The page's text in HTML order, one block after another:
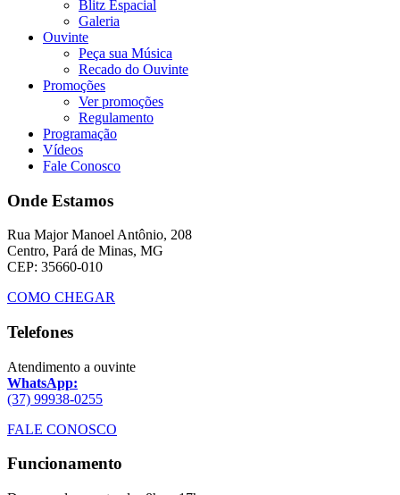
Blitz Espacial
Galeria
Ouvinte
Peça sua Música
Recado do Ouvinte
Promoções
Ver promoções
Regulamento
Programação
Vídeos
Fale Conosco
Onde Estamos
Rua Major Manoel Antônio, 208
Centro, Pará de Minas, MG
CEP: 35660-010
COMO CHEGAR
Telefones
Atendimento a ouvinte
WhatsApp:
(37) 99938-0255
FALE CONOSCO
Funcionamento